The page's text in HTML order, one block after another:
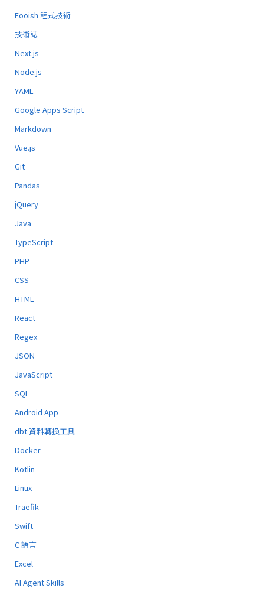
Fooish 程式技術
技術誌
Next.js
Node.js
YAML
Google Apps Script
Markdown
Vue.js
Git
Pandas
jQuery
Java
TypeScript
PHP
CSS
HTML
React
Regex
JSON
JavaScript
SQL
Android App
dbt 資料轉換工具
Docker
Kotlin
Linux
Traefik
Swift
C 語言
Excel
AI Agent Skills